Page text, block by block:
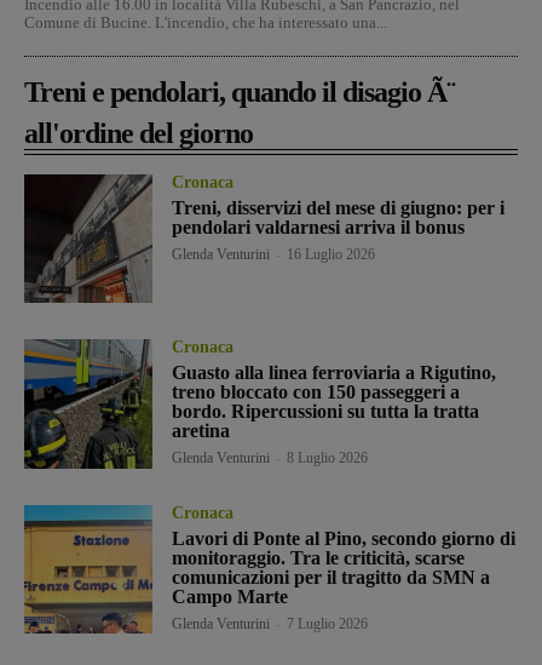
Incendio alle 16.00 in località Villa Rubeschi, a San Pancrazio, nel
Comune di Bucine. L'incendio, che ha interessato una...
Treni e pendolari, quando il disagio Ã¨
all'ordine del giorno
Cronaca
Treni, disservizi del mese di giugno: per i
pendolari valdarnesi arriva il bonus
Glenda Venturini 16 Luglio 2026
Cronaca
Guasto alla linea ferroviaria a Rigutino,
treno bloccato con 150 passeggeri a
bordo. Ripercussioni su tutta la tratta
aretina
Glenda Venturini 8 Luglio 2026
Cronaca
Lavori di Ponte al Pino, secondo giorno di
monitoraggio. Tra le criticità, scarse
comunicazioni per il tragitto da SMN a
Campo Marte
Glenda Venturini 7 Luglio 2026